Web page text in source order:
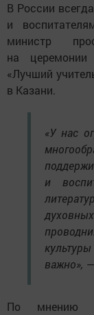
В России
и
министр
на церемонии
«Лучший
в Казани.
«У нас
и
важно»,
По мнению